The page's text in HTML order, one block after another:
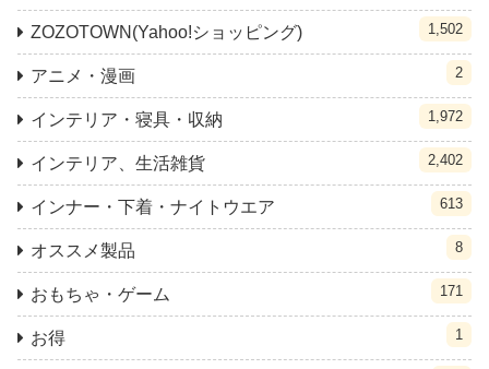
ZOZOTOWN(Yahoo!ショッピング) 1,502
アニメ・漫画 2
インテリア・寝具・収納 1,972
インテリア、生活雑貨 2,402
インナー・下着・ナイトウエア 613
オススメ製品 8
おもちゃ・ゲーム 171
お得 1